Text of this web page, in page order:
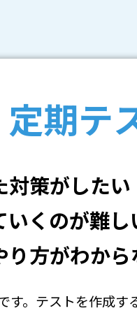
定期テ
対策がしたい
くのが難し
方がわから
す。テストを作成す